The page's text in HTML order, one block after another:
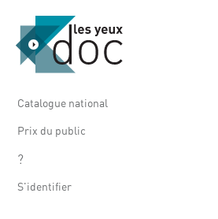
Catalogue national
Prix du public
?
S'identifier